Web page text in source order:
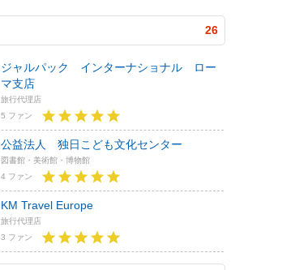
26
ジャルパック インターナショナル ロー
マ支店
旅行代理店
5 ファン
公益法人 独日こども文化センター
図書館・美術館・博物館
4 ファン
KM Travel Europe
旅行代理店
3 ファン